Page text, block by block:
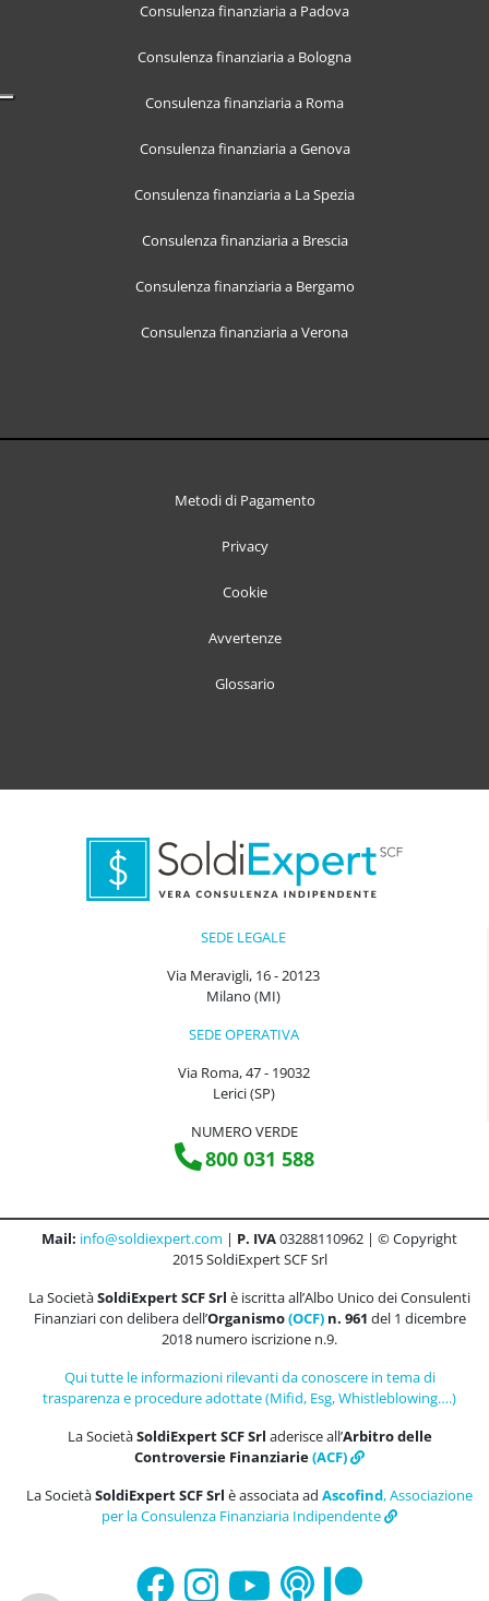
Consulenza finanziaria a Padova
Consulenza finanziaria a Bologna
Consulenza finanziaria a Roma
Consulenza finanziaria a Genova
Consulenza finanziaria a La Spezia
Consulenza finanziaria a Brescia
Consulenza finanziaria a Bergamo
Consulenza finanziaria a Verona
Metodi di Pagamento
Privacy
Cookie
Avvertenze
Glossario
SEDE LEGALE
Via Meravigli, 16 - 20123
Milano (MI)
SEDE OPERATIVA
Via Roma, 47 - 19032
Lerici (SP)
NUMERO VERDE
800 031 588
Mail: info@soldiexpert.com | P. IVA03288110962 | © Copyright
2015 SoldiExpert SCF Srl
La SocietàSoldiExpert SCF Srl è iscritta all’Albo Unico dei Consulenti
Finanziari con delibera dell’Organismo(OCF)n. 961 del 1 dicembre
2018 numero iscrizione n.9.
Qui tutte le informazioni rilevanti da conoscere in tema di
trasparenza e procedure adottate (Mifid, Esg, Whistleblowing….)
La SocietàSoldiExpert SCF Srl aderisce all’Arbitro delle
Controversie Finanziarie(ACF)
La SocietàSoldiExpert SCF Srl è associata ad Ascofind, Associazione
per la Consulenza Finanziaria Indipendente